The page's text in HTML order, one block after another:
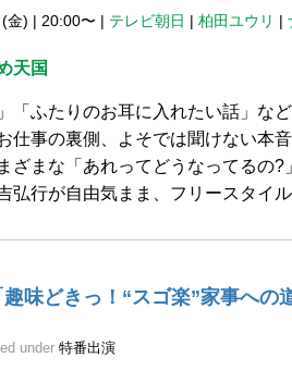
金) | 20:00〜 | テレビ朝日 | 柏田ユウリ |
天国
「ふたりのお耳に入れたい話」な
仕事の裏側、よそでは聞けない本
ざまな「あれってどうなってるの
弘行が自由気まま、フリースタイ
味どきっ！“スゴ楽”家事への道
under 特番出演